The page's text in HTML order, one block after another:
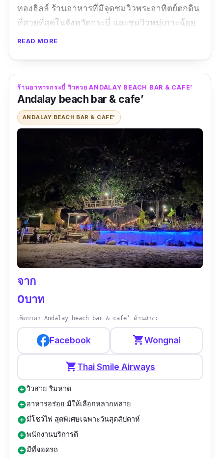
ทองฮิลล์ ร้านอาหารที่มีจุดชมวิวพระอาทิตย์ตกดิน
ที่สวยที่สุดในจังหวัดกระบี่ และชมวิวหมู่เกาะน้อย
ใหญ่ในอ่าวพังงา เสพวิวทะเลฟิน ๆ พร้อมกิน
สมูทตี้ รสชาติอร่อย ได้เยอะ ถูกปากแน่นอน
สามารถเลือกโซนที่นั่งได้ จะนัั่งกินรับลมชมวิว
ทะเลหือนั่งในห้องแอร์ชมวิวภูเขา กีดีไม่แพ้กัน
การเดินทางไปยังร้าน ขับรถไปจอดที่ลานจอดรถ
ด้านล่าง จะมีรถรับส่งขี้นไปยังตัวร้านด้านบนซื้อ
บัตรท่านละ 50 บาท
ข้อมูลเฉพาะ
Google map :
https://goo.gl/maps/GWEQrgQvMQBZxXoF
8?coh=178571&entry=tt
เบอร์โทร :096 991 9365
เวลาทำการ :
ซอสงาคั่ว,สปาเก็ตตี้แกงปู
รีวิว :
“ดีมากกกเลยค่ะ นานๆจะให้ใคร 5☆ คือดีตั้ง
แค่ร้าน วิว อาหาร และบริการเลยอาหารคืออร่อย
ทุกอย่างที่สั่งมา ขนมก็ดี (เหลือคำนึ่งอิ่มจริงๆ )ดูที่
รูปแล้วนะคะจะไม่บอกว่าใครมากระบี่ต้องมา ...
แต่ใครมาได้ แนะนำเลยร้านนี้ เมนูแนะนำ ข้าว
คลุกกะปิ คุ้มราคามาก ส่วนตัวคิดว่าราคาปกติ ไม่
แพง เทียบปริมาณ รสชาติ และวัตถุดิบที่ใช่ เราสั่ง
สลัดด้วย ... ผักดีมากเลย”
READ MORE
ร้านอาหารกระบี่ วิวสวย ANDALAY BEACH BAR & CAFE’
Andalay beach bar & cafe’
ANDALAY BEACH BAR & CAFE’
จาก
0บาท
เช็คราคา Andalay beach bar & cafe’ ด้านล่าง:
Facebook shopping_cartWongnai
shopping_cartThai Smile Airways
add_circleวิวสวย ริมหาด
add_circleอาหารอร่อย มีให้เลือกหลากหลาย
add_circleมีโชว์ไฟ สุดพิเศษเฉพาะวันสุดสัปดาห์
add_circleพนักงานบริการดี
add_circleมีที่จอดรถ